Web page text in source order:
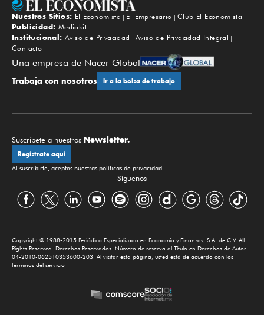
Subir
Nuestros Sitios: El Economista El Empresario
Club El Economista
Publicidad: Mediakit
Institucional: Aviso de Privacidad
Aviso de Privacidad Integral
Contacto
Una empresa de Nacer Global
Trabaja con nosotros Ir a la bolsa de trabajo
Suscríbete a nuestros Newsletter.
Regístrate aquí
Al suscribirte, aceptas nuestras políticas de privacidad.
Síguenos
Copyright © 1988-2015 Periódico Especializado en Economía y Finanzas, S.A. de C.V. All
Rights Reserved. Derechos Reservados. Número de reserva al Título en Derechos de Autor
04-2010-062510353600-203. Al visitar esta página, usted está de acuerdo con los
términos del servicio